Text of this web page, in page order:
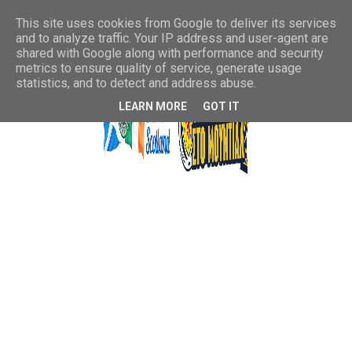
This site uses cookies from Google to deliver its services
and to analyze traffic. Your IP address and user-agent are
shared with Google along with performance and security
metrics to ensure quality of service, generate usage
statistics, and to detect and address abuse.
LEARN MORE GOT IT